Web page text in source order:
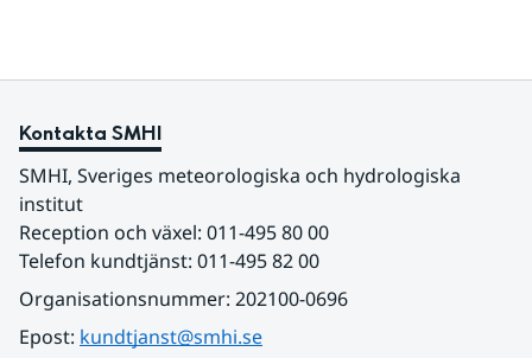
Kontakta SMHI
SMHI, Sveriges meteorologiska och hydrologiska
institut
Reception och växel: 011-495 80 00
Telefon kundtjänst: 011-495 82 00
Organisationsnummer: 202100-0696
Epost: kundtjanst@smhi.se